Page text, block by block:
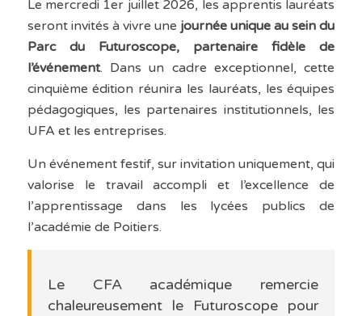
Le mercredi 1er juillet 2026, les apprentis lauréats
seront invités à vivre une journée unique au sein du
Parc du Futuroscope, partenaire fidèle de
l’événement. Dans un cadre exceptionnel, cette
cinquième édition réunira les lauréats, les équipes
pédagogiques, les partenaires institutionnels, les
UFA et les entreprises.
Un événement festif, sur invitation uniquement, qui
valorise le travail accompli et l’excellence de
l’apprentissage dans les lycées publics de
l’académie de Poitiers.
Le CFA académique remercie
chaleureusement le Futuroscope pour